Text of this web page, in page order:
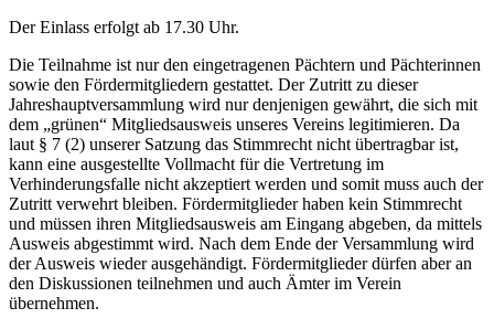
Der Einlass erfolgt ab 17.30 Uhr.
Die Teilnahme ist nur den eingetragenen Pächtern und Pächterinnen
sowie den Fördermitgliedern gestattet. Der Zutritt zu dieser
Jahreshauptversammlung wird nur denjenigen gewährt, die sich mit
dem „grünen“ Mitgliedsausweis unseres Vereins legitimieren. Da
laut § 7 (2) unserer Satzung das Stimmrecht nicht übertragbar ist,
kann eine ausgestellte Vollmacht für die Vertretung im
Verhinderungsfalle nicht akzeptiert werden und somit muss auch der
Zutritt verwehrt bleiben. Fördermitglieder haben kein Stimmrecht
und müssen ihren Mitgliedsausweis am Eingang abgeben, da mittels
Ausweis abgestimmt wird. Nach dem Ende der Versammlung wird
der Ausweis wieder ausgehändigt. Fördermitglieder dürfen aber an
den Diskussionen teilnehmen und auch Ämter im Verein
übernehmen.